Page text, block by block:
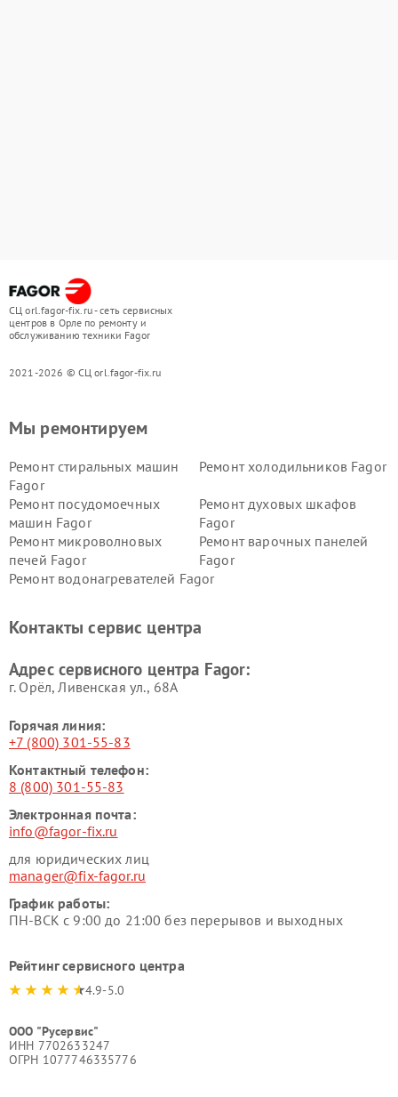
СЦ orl.fagor-fix.ru - сеть сервисных
центров в Орле по ремонту и
обслуживанию техники Fagor
2021-2026 © СЦ orl.fagor-fix.ru
Мы ремонтируем
Ремонт стиральных машин
Fagor
Ремонт холодильников Fagor
Ремонт посудомоечных
машин Fagor
Ремонт духовых шкафов
Fagor
Ремонт микроволновых
печей Fagor
Ремонт варочных панелей
Fagor
Ремонт водонагревателей Fagor
Контакты сервис центра
Адрес сервисного центра Fagor:
г. Орёл, Ливенская ул., 68А
Горячая линия:
+7 (800) 301-55-83
Контактный телефон:
8 (800) 301-55-83
Электронная почта:
info@fagor-fix.ru
для юридических лиц
manager@fix-fagor.ru
График работы:
ПН-ВСК с 9:00 до 21:00 без перерывов и выходных
Рейтинг сервисного центра
4.9-5.0
ООО "Русервис"
ИНН 7702633247
ОГРН 1077746335776